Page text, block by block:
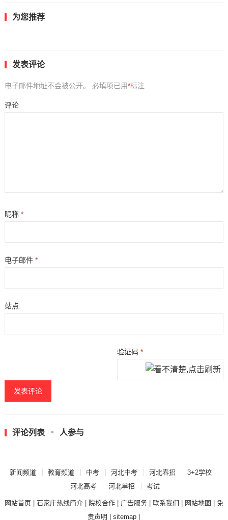
为您推荐
发表评论
电子邮件地址不会被公开。 必填项已用*标注
评论
昵称 *
电子邮件 *
站点
验证码*
评论列表 人参与
新闻频道 教育频道 中考 河北中考 河北春招
3+2学校
河北高考
河北单招 考试
网站首页| 石家庄热线简介| 院校合作| 广告服务| 联系我们 网站地图
免
责声明
|sitemap